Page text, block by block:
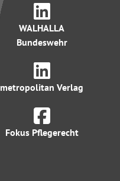
WALHALLA
Bundeswehr
metropolitan Verlag
Fokus Pflegerecht